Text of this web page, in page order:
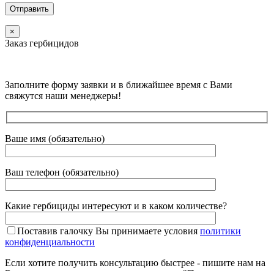
×
Заказ гербицидов
Заполните форму заявки и в ближайшее время с Вами
свяжутся наши менеджеры!
Ваше имя (обязательно)
Ваш телефон (обязательно)
Какие гербициды интересуют и в каком количестве?
Поставив галочку Вы принимаете условия политики
конфиденциальности
Если хотите получить консультацию быстрее - пишите нам на